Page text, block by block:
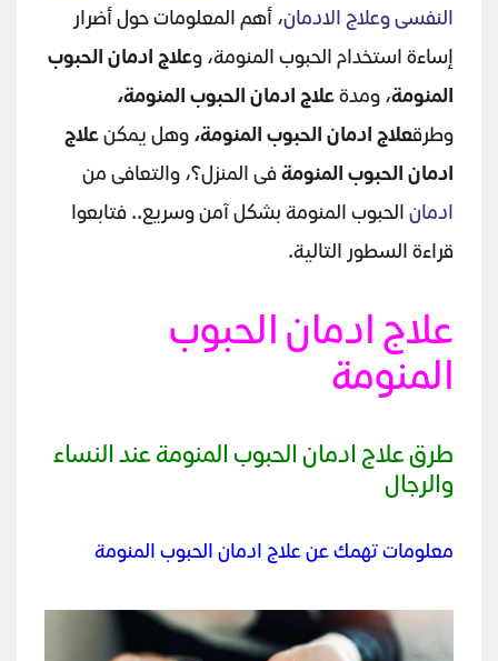
النفسى وعلاج الادمان، أهم المعلومات حول أضرار
إساءة استخدام الحبوب المنومة، وعلاج ادمان الحبوب
المنومة، ومدةعلاج ادمان الحبوب المنومة،
وطرقعلاج ادمان الحبوب المنومة، وهل يمكنعلاج
ادمان الحبوب المنومةفى المنزل؟، والتعافى من
ادمان الحبوب المنومة بشكل آمن وسريع.. فتابعوا
قراءة السطور التالية.
علاج ادمان الحبوب
المنومة
طرق علاج ادمان الحبوب المنومة عند النساء
والرجال
معلومات تهمك عن علاج ادمان الحبوب المنومة